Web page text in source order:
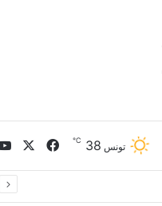
تونس 38
℃ فيسبوك